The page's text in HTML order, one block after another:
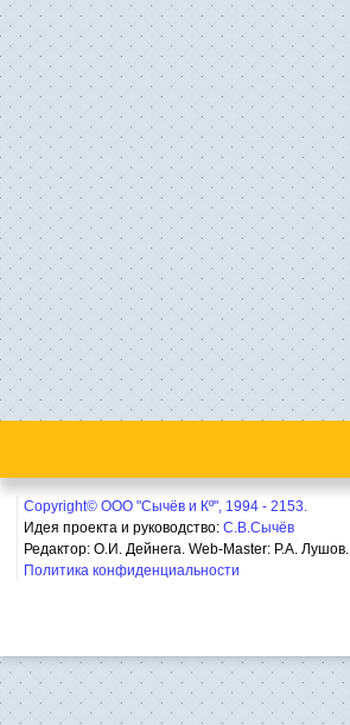
Copyright© ООО "Сычёв и Кº", 1994 - 2153.
Идея проекта и руководство: С.В.Сычёв
Редактор: О.И. Дейнега. Web-Master: Р.А. Лушов.
Политика конфиденциальности